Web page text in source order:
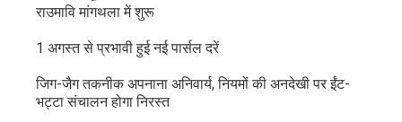
राउमावि मांगथला में शुरू
1 अगस्त से प्रभावी हुई नई पार्सल दरें
जिग-जैग तकनीक अपनाना अनिवार्य, नियमों की अनदेखी पर ईंट-
भट्टा संचालन होगा निरस्त